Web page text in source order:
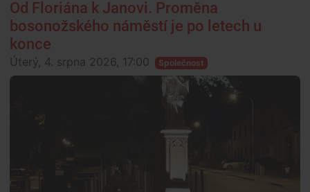
Od Floriána k Janovi. Proměna
bosonožského náměstí je po letech u
konce
Úterý, 4. srpna 2026, 17:00 Společnost